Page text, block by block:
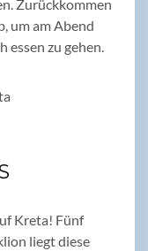
Zurückkommen
um am Abend
essen zu gehen.
Kreta! Fünf
liegt diese